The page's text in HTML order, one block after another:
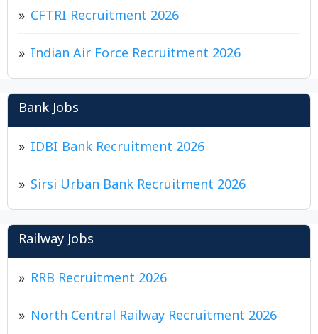
CFTRI Recruitment 2026
Indian Air Force Recruitment 2026
Bank Jobs
IDBI Bank Recruitment 2026
Sirsi Urban Bank Recruitment 2026
Railway Jobs
RRB Recruitment 2026
North Central Railway Recruitment 2026